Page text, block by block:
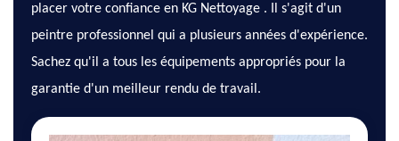
placer votre confiance en KG Nettoyage . Il s'agit d'un
peintre professionnel qui a plusieurs années d'expérience.
Sachez qu'il a tous les équipements appropriés pour la
garantie d'un meilleur rendu de travail.